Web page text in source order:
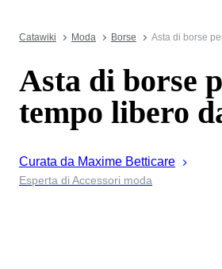
Catawiki Moda Borse Asta di borse
Asta di borse
tempo libero
Curata da Maxime Betticare
Esperta di Accessori moda